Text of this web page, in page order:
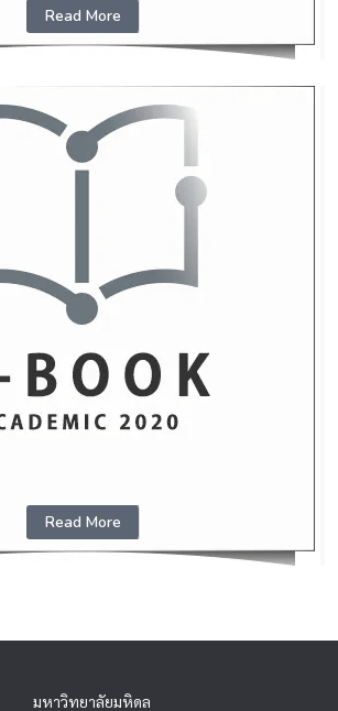
Read More
Read More
มหาวิทยาลัยมหิดล